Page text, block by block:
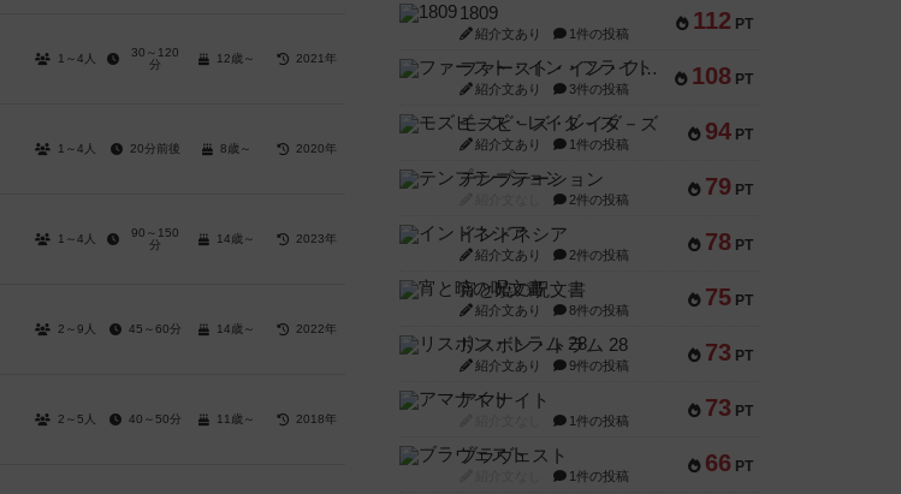
1～4人
30～120
分
12歳～ 2021年
1～4人 20分前後 8歳～ 2020年
1～4人
90～150
分
14歳～ 2023年
2～9人 45～60分 14歳～ 2022年
2～5人 40～50分 11歳～ 2018年
112 PT
1809
紹介文あり 1件の投稿
108 PT
ファースト・イン・フライト
紹介文あり 3件の投稿
94 PT
モズビ－ズ・レイダ－ズ
紹介文あり 1件の投稿
79 PT
テンプテーション
2件の投稿
78 PT
インドネシア
紹介文あり 2件の投稿
75 PT
宵と暁の呪文書
紹介文あり 8件の投稿
73 PT
リスボン・トラム 28
紹介文あり 9件の投稿
73 PT
アマナイト
1件の投稿
66 PT
ブラヴェスト
1件の投稿